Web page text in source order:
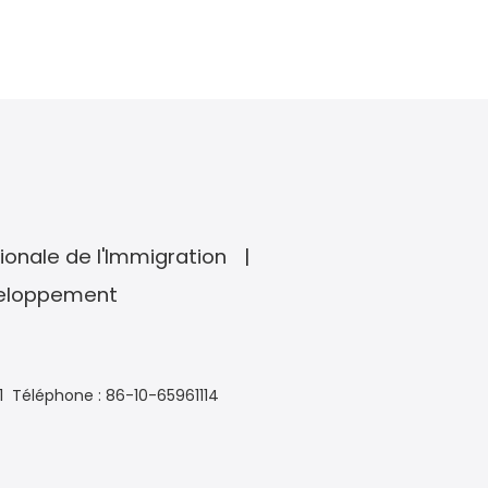
de l'Immigration
Téléphone : 86-10-65961114